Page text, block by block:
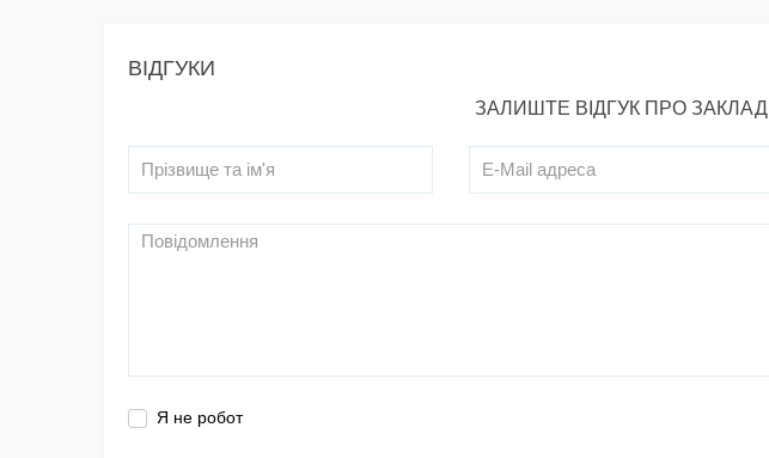
ВІДГУКИ
ЗАЛИШТЕ ВІДГУК ПРО ЗАКЛАД
Я не робот